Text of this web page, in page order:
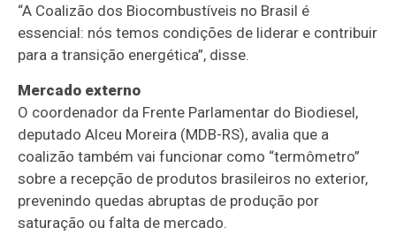
“A Coalizão dos Biocombustíveis no Brasil é
essencial: nós temos condições de liderar e contribuir
para a transição energética”, disse.
Mercado externo
O coordenador da Frente Parlamentar do Biodiesel,
deputado Alceu Moreira (MDB-RS), avalia que a
coalizão também vai funcionar como “termômetro”
sobre a recepção de produtos brasileiros no exterior,
prevenindo quedas abruptas de produção por
saturação ou falta de mercado.